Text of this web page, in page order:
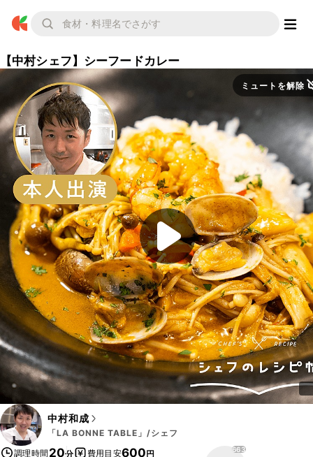
【中村シェフ】シーフードカレー
ミュートを解除
中村和成
「LA BONNE TABLE」/シェフ
調理時間 20分 費用目安600円 663